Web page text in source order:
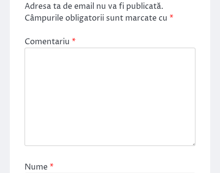
Adresa ta de email nu va fi publicată.
Câmpurile obligatorii sunt marcate cu *
Comentariu *
Nume*